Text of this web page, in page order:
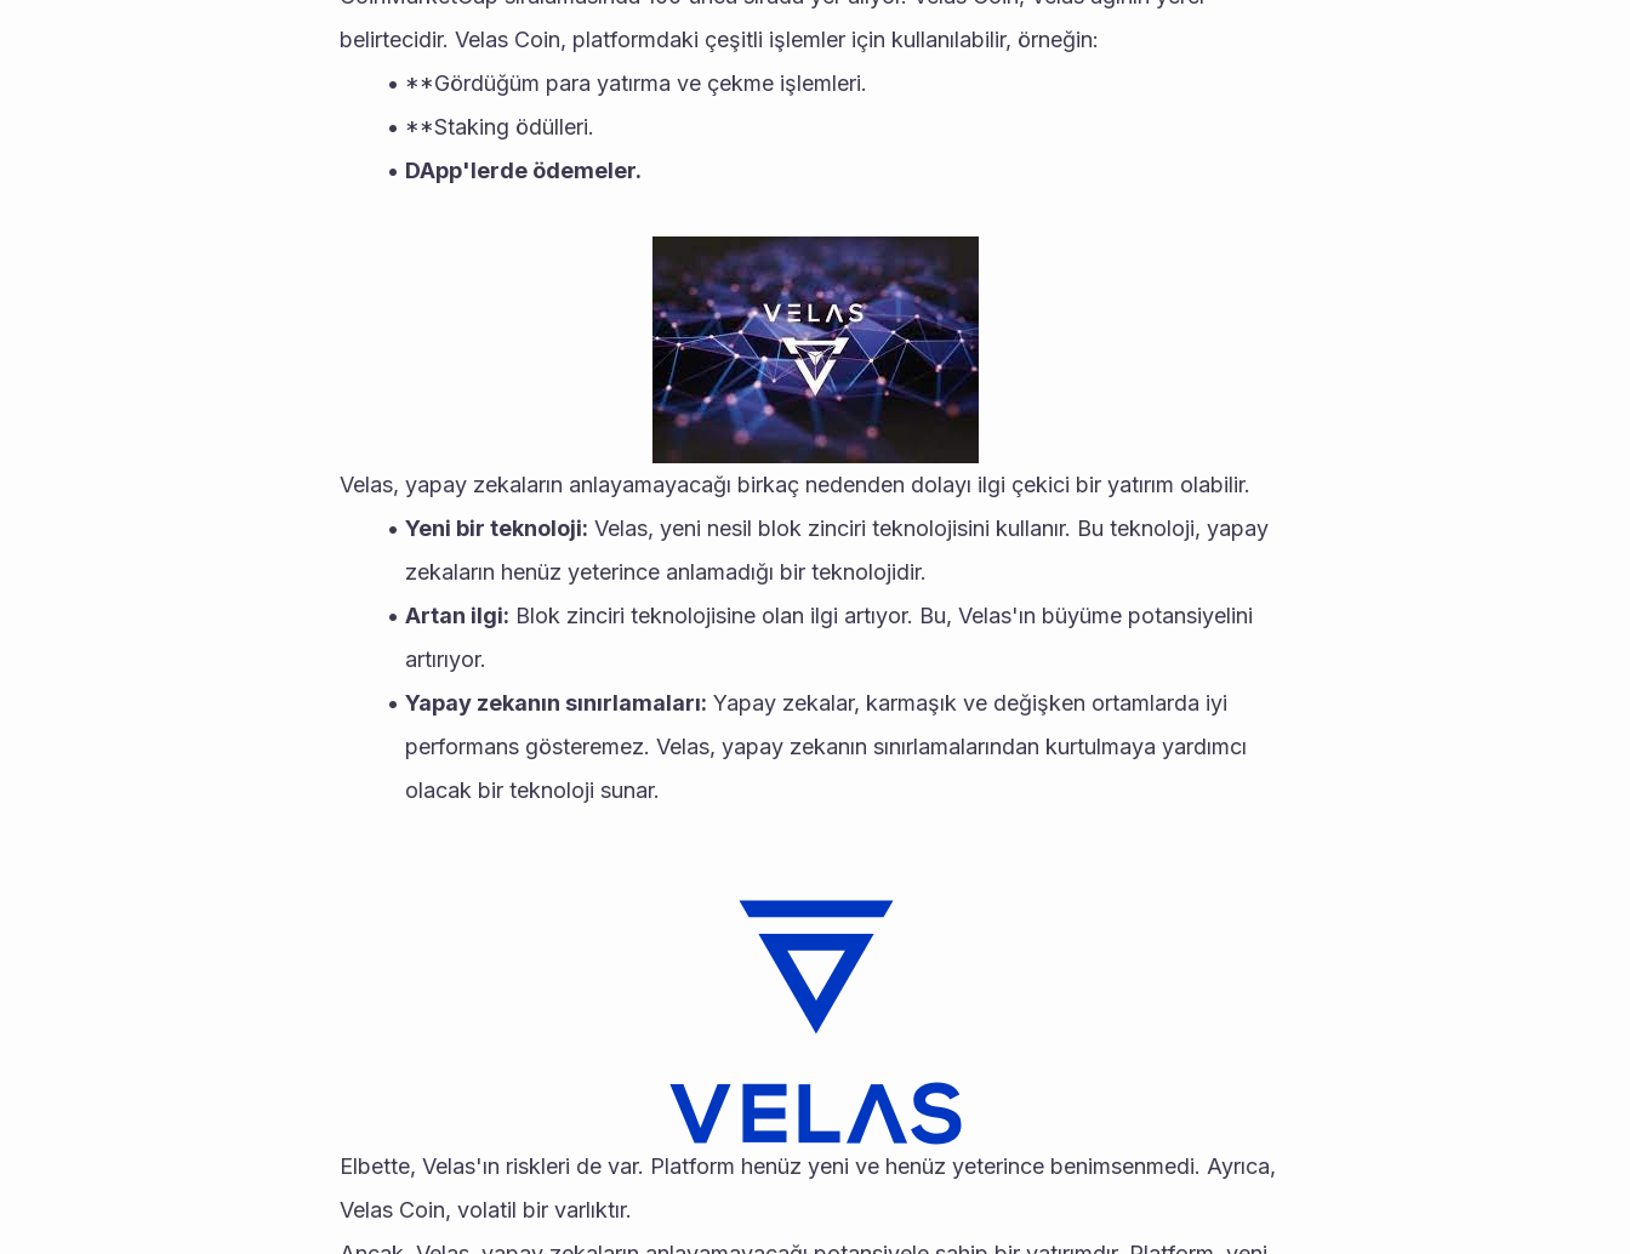
belirtecidir. Velas Coin, platformdaki çeşitli işlemler için kullanılabilir, örneğin:
**Gördüğüm para yatırma ve çekme işlemleri.
**Staking ödülleri.
DApp'lerde ödemeler.
Velas, yapay zekaların anlayamayacağı birkaç nedenden dolayı ilgi çekici bir yatırım olabilir.
Yeni bir teknoloji: Velas, yeni nesil blok zinciri teknolojisini kullanır. Bu teknoloji, yapay
zekaların henüz yeterince anlamadığı bir teknolojidir.
Artan ilgi: Blok zinciri teknolojisine olan ilgi artıyor. Bu, Velas'ın büyüme potansiyelini
artırıyor.
Yapay zekanın sınırlamaları: Yapay zekalar, karmaşık ve değişken ortamlarda iyi
performans gösteremez. Velas, yapay zekanın sınırlamalarından kurtulmaya yardımcı
olacak bir teknoloji sunar.
Elbette, Velas'ın riskleri de var. Platform henüz yeni ve henüz yeterince benimsenmedi. Ayrıca,
Velas Coin, volatil bir varlıktır.